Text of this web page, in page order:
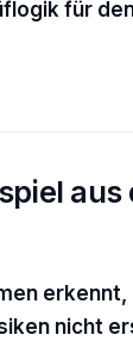
für
aus
erkennt,
nicht